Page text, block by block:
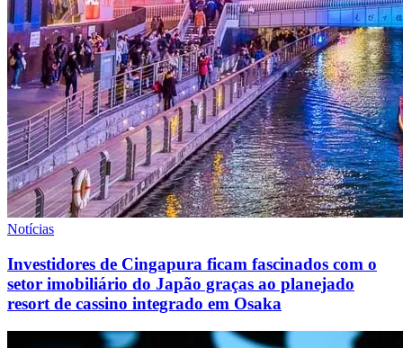
Notícias
Investidores de Cingapura ficam fascinados com o
setor imobiliário do Japão graças ao planejado
resort de cassino integrado em Osaka